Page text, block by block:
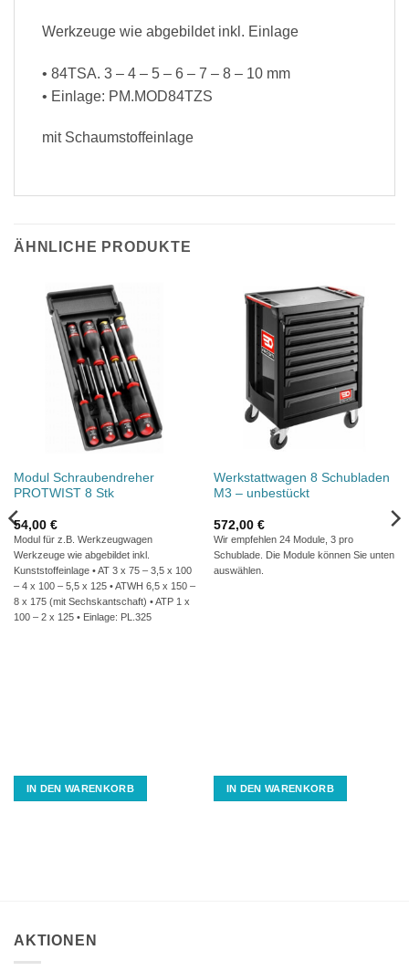
Werkzeuge wie abgebildet inkl. Einlage
• 84TSA. 3 – 4 – 5 – 6 – 7 – 8 – 10 mm
• Einlage: PM.MOD84TZS
mit Schaumstoffeinlage
ÄHNLICHE PRODUKTE
Modul Schraubendreher
PROTWIST 8 Stk
54,00 €
Modul für z.B. Werkzeugwagen
Werkzeuge wie abgebildet inkl.
Kunststoffeinlage • AT 3 x 75 – 3,5 x 100
– 4 x 100 – 5,5 x 125 • ATWH 6,5 x 150 –
8 x 175 (mit Sechskantschaft) • ATP 1 x
100 – 2 x 125 • Einlage: PL.325
IN DEN WARENKORB
Werkstattwagen 8 Schubladen
M3 – unbestückt
572,00 €
Wir empfehlen 24 Module, 3 pro
Schublade. Die Module können Sie unten
auswählen.
IN DEN WARENKORB
AKTIONEN